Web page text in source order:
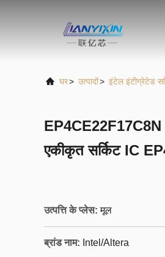
घर> उत्पादों> इंटेल इंटीग्रेटेड
एकीकृत सर्किट IC
उत्पत्ति के प्लेस: मूल
ब्रांड नाम: Intel/Altera